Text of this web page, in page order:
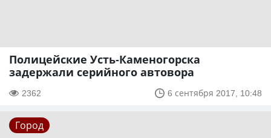
Полицейские Усть-Каменогорска
задержали серийного автовора
2362 6 сентября 2017, 10:48
Город